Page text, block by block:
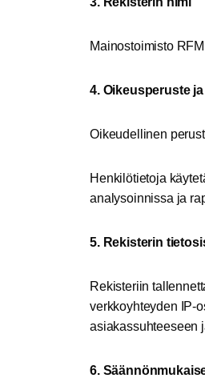
Mainostoimisto
4. Oikeusperuste
Oikeudellinen
Henkilötietoja
analysoinnissa ja
5. Rekisterin
Rekisteriin
verkkoyhteyden IP-
asiakassuhteeseen
6.